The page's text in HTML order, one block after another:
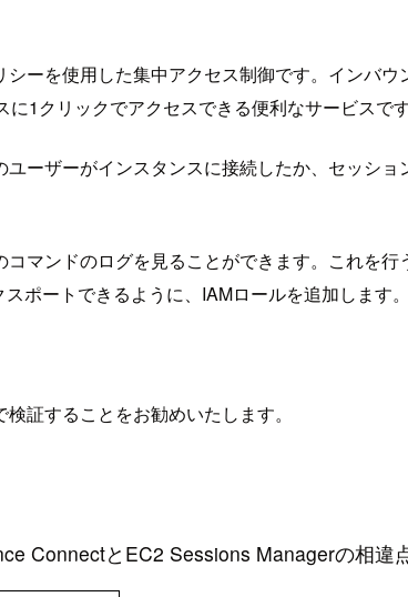
シーを使用した集中アクセス制御です。 インバウ
1クリックでアクセスできる便利なサービスで
ーザーがインスタンスに接続したか、セッシ
マンドのログを見ることができます。これを
ポートできるように、IAMロールを追加します
証することをお勧めいたします。
ConnectとEC2 Sessions Managerの相違